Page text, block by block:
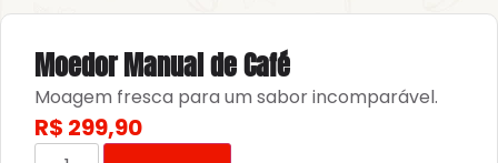
Moedor Manual de Café
Moagem fresca para um sabor incomparável.
R$ 299,90